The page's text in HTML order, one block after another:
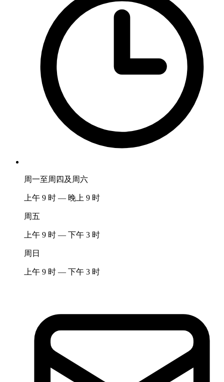
周一至周四及周六
上午 9 时 — 晚上 9 时
周五
上午 9 时 — 下午 3 时
周日
上午 9 时 — 下午 3 时